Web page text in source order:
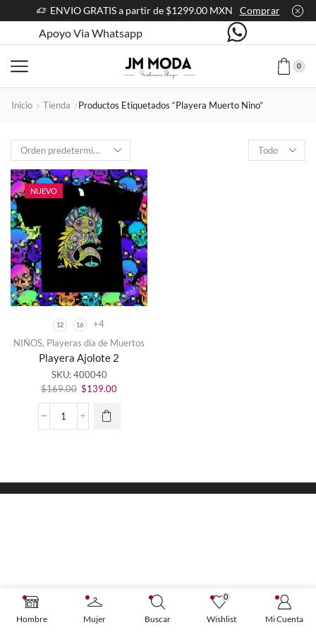
ENVIO GRATIS a partir de $1299.00 MXN Comprar
Apoyo Via Whatsapp
0
Inicio Tienda Productos Etiquetados “playera Muerto Nino”
Products
per
NUEVO
12 16
+4
NIÑOS, Playeras día de Muertos
Playera Ajolote 2
SKU:400040
$169.00 El
precio
original
era:
$139.00El
Playera
Este
producto
tiene
múltiples
variantes.
Las
opciones
se
de
producto
Hombre Mujer Buscar
0
Wishlist Mi Cuenta